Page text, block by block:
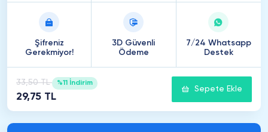
Şifreniz
Gerekmiyor!
3D Güvenli
Ödeme
7/24 Whatsapp
Destek
33,50 TL %11 İndirim
29,75 TL
Sepete Ekle